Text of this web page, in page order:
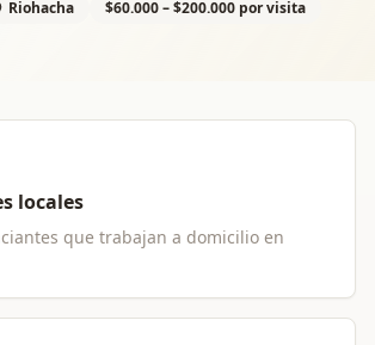
Riohacha $60.000 – $200.000 por visita
locales
que trabajan a domicilio en